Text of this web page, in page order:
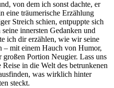
von dem ich⁤ sonst dachte, er
⁢eine‍ träumerische Erzählung
Streich schien, entpuppte sich
innersten Gedanken und
ich ⁣dir erzählen, wie wir seine
–‌ mit ⁣einem Hauch ‍von Humor,
Portion Neugier. Lass uns
in die Welt des ‌betrunkenen
was wirklich hinter
‍steckt.